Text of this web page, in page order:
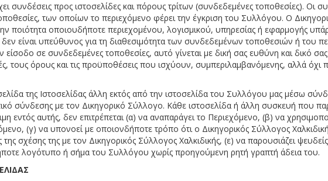
συνδέσεις προς ιστοσελίδες και πόρους τρίτων (συνδεδεμένες τοποθεσίες). Οι
των οποίων το περιεχόμενο φέρει την έγκριση του Συλλόγου. Ο
ποιότητα οποιουδήποτε περιεχομένου, λογισμικού, υπηρεσίας ή εφαρμογής
είναι υπεύθυνος για τη διαθεσιμότητα των συνδεδεμένων τοποθεσιών ή του
σε συνδεδεμένες τοποθεσίες, αυτό γίνεται με δική σας ευθύνη και δικό
τους όρους και τις προϋποθέσεις που ισχύουν, συμπεριλαμβανόμενης, αλλά όχι
της Ιστοσελίδας άλλη εκτός από την ιστοσελίδα του Συλλόγου μας μέσω
σύνδεσης με τον Δικηγορικό Σύλλογο. Κάθε ιστοσελίδα ή άλλη συσκευή που
εντός αυτής, δεν επιτρέπεται (α) να αναπαράγει το Περιεχόμενο, (β) να
(γ) να υπονοεί με οποιονδήποτε τρόπο ότι ο Δικηγορικός Σύλλογος
σχέσης της με τον Δικηγορικός Σύλλογος Χαλκιδικής, (ε) να παρουσιάζει
λογότυπο ή σήμα του Συλλόγου χωρίς προηγούμενη ρητή γραπτή άδεια του.